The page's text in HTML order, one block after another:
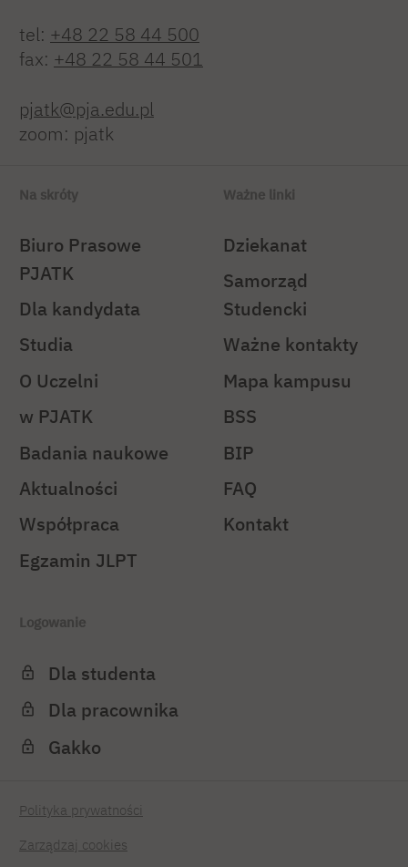
tel: +48 22 58 44 500
fax: +48 22 58 44 501
pjatk@pja.edu.pl
zoom: pjatk
Na skróty
Biuro Prasowe
PJATK
Dla kandydata
Studia
O Uczelni
w PJATK
Badania naukowe
Aktualności
Współpraca
Egzamin JLPT
Ważne linki
Dziekanat
Samorząd
Studencki
Ważne kontakty
Mapa kampusu
BSS
BIP
FAQ
Kontakt
Logowanie
Dla studenta
Dla pracownika
Gakko
Polityka prywatności
Zarządzaj cookies